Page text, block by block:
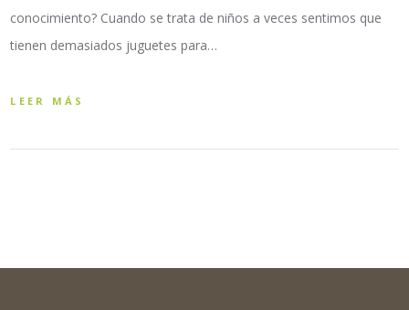
conocimiento? Cuando se trata de niños a veces sentimos que
tienen demasiados juguetes para…
LEER MÁS